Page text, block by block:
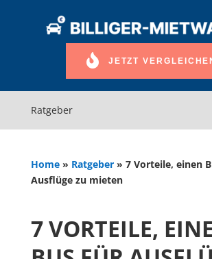
JETZT
Ratgeber
Home» Ratgeber» 7 Vorteile, einen
Ausflüge zu mieten
7 VORTEILE,